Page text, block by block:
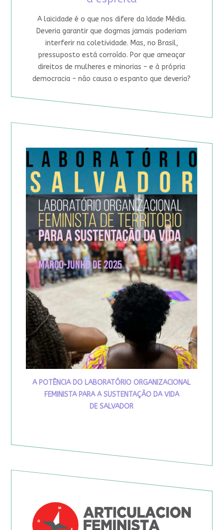
A laicidade é o que nos difere da Idade Média.
Deveria garantir que dogmas jamais poderiam
interferir na coletividade. Mas, no Brasil,
pressuposto está corroído. Por que ameaçar
direitos de mulheres e minorias – e à própria
democracia – não causa o espanto que deveria?
A POTÊNCIA DO LABORATÓRIO ORGANIZACIONAL
FEMINISTA PARA A SUSTENTAÇÃO DA VIDA
DE SALVADOR